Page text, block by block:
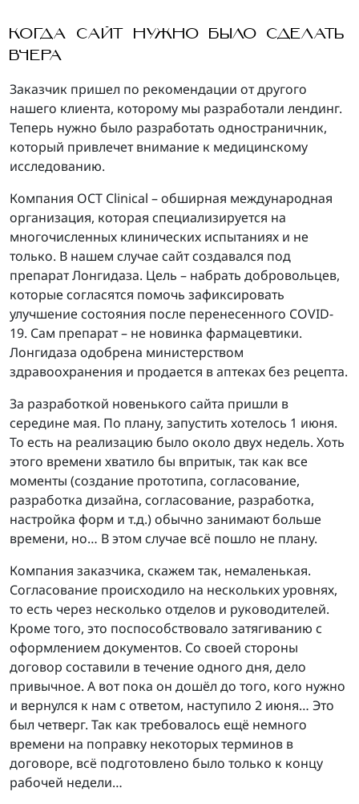
КОГДА САЙТ НУЖНО БЫЛО СДЕЛАТЬ
ВЧЕРА
Заказчик пришел по рекомендации от другого
нашего клиента, которому мы разработали лендинг.
Теперь нужно было разработать одностраничник,
который привлечет внимание к медицинскому
исследованию.
Компания OCT Clinical – обширная международная
организация, которая специализируется на
многочисленных клинических испытаниях и не
только. В нашем случае сайт создавался под
препарат Лонгидаза. Цель – набрать добровольцев,
которые согласятся помочь зафиксировать
улучшение состояния после перенесенного COVID-
19. Сам препарат – не новинка фармацевтики.
Лонгидаза одобрена министерством
здравоохранения и продается в аптеках без рецепта.
За разработкой новенького сайта пришли в
середине мая. По плану, запустить хотелось 1 июня.
То есть на реализацию было около двух недель. Хоть
этого времени хватило бы впритык, так как все
моменты (создание прототипа, согласование,
разработка дизайна, согласование, разработка,
настройка форм и т.д.) обычно занимают больше
времени, но… В этом случае всё пошло не плану.
Компания заказчика, скажем так, немаленькая.
Согласование происходило на нескольких уровнях,
то есть через несколько отделов и руководителей.
Кроме того, это поспособствовало затягиванию с
оформлением документов. Со своей стороны
договор составили в течение одного дня, дело
привычное. А вот пока он дошёл до того, кого нужно
и вернулся к нам с ответом, наступило 2 июня… Это
был четверг. Так как требовалось ещё немного
времени на поправку некоторых терминов в
договоре, всё подготовлено было только к концу
рабочей недели…